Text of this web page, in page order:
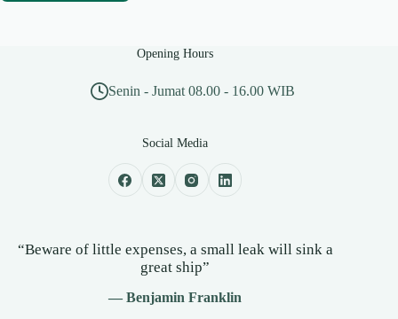
Opening Hours
Senin - Jumat 08.00 - 16.00 WIB
Social Media
“Beware of little expenses, a small leak will sink a
great ship”
— Benjamin Franklin